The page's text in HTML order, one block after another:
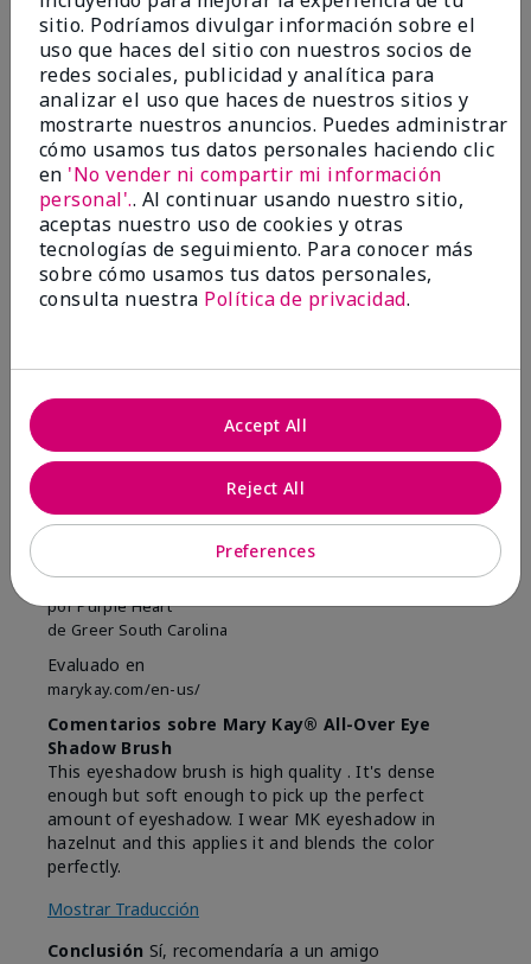
4 estrellas
0
3 estrellas
2 estrellas
0
1 estrella
0
Evaluado por 1 clientes
Great Brush
EnviadoHace 1 año
porPurple Heart
de Greer South Carolina
Evaluado en
marykay.com/en-us/
Comentarios sobre Mary Kay® All-Over Eye
Shadow Brush
This eyeshadow brush is high quality . It's dense
enough but soft enough to pick up the perfect
amount of eyeshadow. I wear MK eyeshadow in
hazelnut and this applies it and blends the color
perfectly.
Mostrar Traducción
Conclusión Sí, recomendaría a un amigo
sitio. Podríamos divulgar información sobre el
uso que haces del sitio con nuestros socios de
redes sociales, publicidad y analítica para
analizar el uso que haces de nuestros sitios y
mostrarte nuestros anuncios. Puedes administrar
cómo usamos tus datos personales haciendo clic
en 'No vender ni compartir mi información
personal'.. Al continuar usando nuestro sitio,
aceptas nuestro uso de cookies y otras
tecnologías de seguimiento. Para conocer más
sobre cómo usamos tus datos personales,
consulta nuestra Política de privacidad.
Preferences
Reject All
Accept All